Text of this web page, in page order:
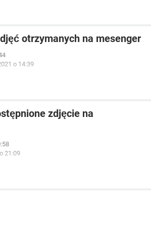
otrzymanych na mesenger
o 14:39
zdjęcie na
21:09